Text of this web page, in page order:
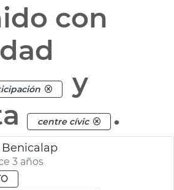
con
y
centre cívic .
3 años